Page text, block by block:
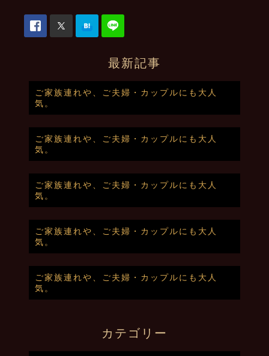
最新記事
ご家族連れや、ご夫婦・カップルにも大人
気。
ご家族連れや、ご夫婦・カップルにも大人
気。
ご家族連れや、ご夫婦・カップルにも大人
気。
ご家族連れや、ご夫婦・カップルにも大人
気。
ご家族連れや、ご夫婦・カップルにも大人
気。
カテゴリー